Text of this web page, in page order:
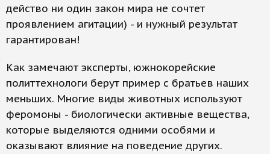
действо ни один закон мира не сочтет
проявлением агитации) - и нужный результат
гарантирован!
Как замечают эксперты, южнокорейские
политтехнологи берут пример с братьев наших
меньших. Многие виды животных используют
феромоны - биологически активные вещества,
которые выделяются одними особями и
оказывают влияние на поведение других.